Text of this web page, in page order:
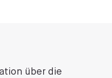
über die